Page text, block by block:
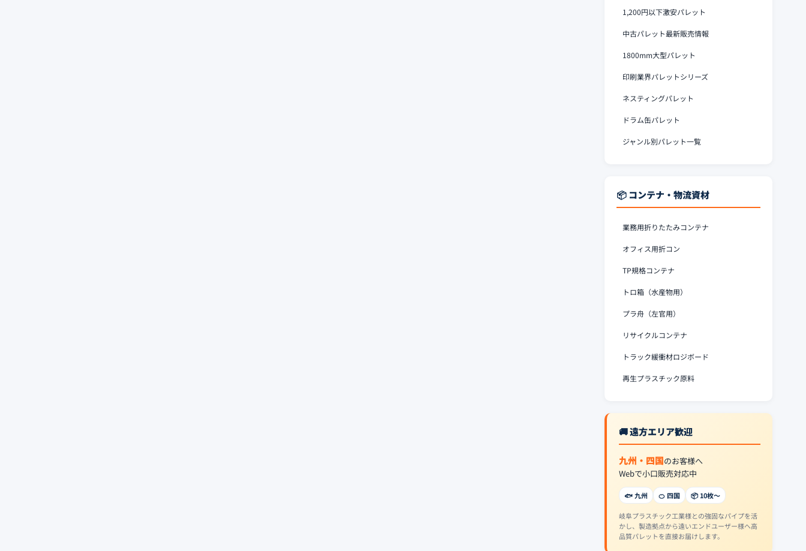
1,200円以下激安パレット
中古パレット最新販売情報
1800mm大型パレット
印刷業界パレットシリーズ
ネスティングパレット
ドラム缶パレット
ジャンル別パレット一覧
📦 コンテナ・物流資材
業務用折りたたみコンテナ
オフィス用折コン
TP規格コンテナ
トロ箱（水産物用）
プラ舟（左官用）
リサイクルコンテナ
トラック緩衝材ロジボード
再生プラスチック原料
🚚 遠方エリア歓迎
九州・四国のお客様へ
Webで小口販売対応中
🐟 九州 🍊 四国 📦 10枚〜
岐阜プラスチック工業様との強固なパイプを活
かし、製造拠点から遠いエンドユーザー様へ高
品質パレットを直接お届けします。